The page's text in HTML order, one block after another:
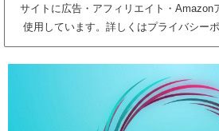
サイトに広告・アフィリエイト・Amazon
使用しています。詳しくはプライバシー